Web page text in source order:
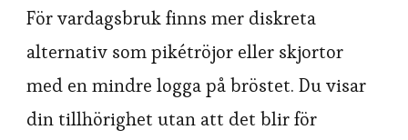
För vardagsbruk finns mer diskreta
alternativ som pikétröjor eller skjortor
med en mindre logga på bröstet. Du visar
din tillhörighet utan att det blir för